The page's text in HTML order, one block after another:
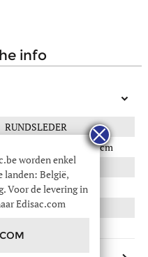
info
RUNDSLEDER
10(B) x 2(L) x 13(H) in cm
0,080 kg
Confort
796-00463156
worden enkel
landen: België,
Voor de levering in
Edisac.com